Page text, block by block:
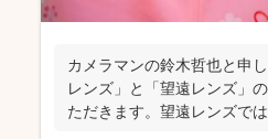
カメラマンの鈴木哲也と申
レンズ」と「望遠レンズ」
ただきます。望遠レンズで